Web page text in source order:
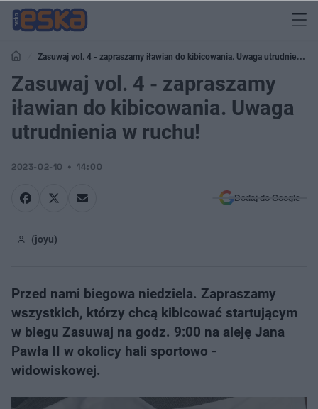
Zasuwaj vol. 4 - zapraszamy iławian do kibicowania. Uwaga utrudnienia
w ruchu!
Zasuwaj vol. 4 - zapraszamy
iławian do kibicowania. Uwaga
utrudnienia w ruchu!
2023-02-10 14:00
Dodaj do Google
(joyu)
Przed nami biegowa niedziela. Zapraszamy
wszystkich, którzy chcą kibicować startującym
w biegu Zasuwaj na godz. 9:00 na aleję Jana
Pawła II w okolicy hali sportowo -
widowiskowej.